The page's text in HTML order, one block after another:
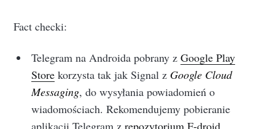
Fact checki:
Telegram na Androida pobrany zGoogle Play
Store korzysta tak jak Signal z Google Cloud
Messaging, do wysyłania powiadomień o
wiadomościach. Rekomendujemy pobieranie